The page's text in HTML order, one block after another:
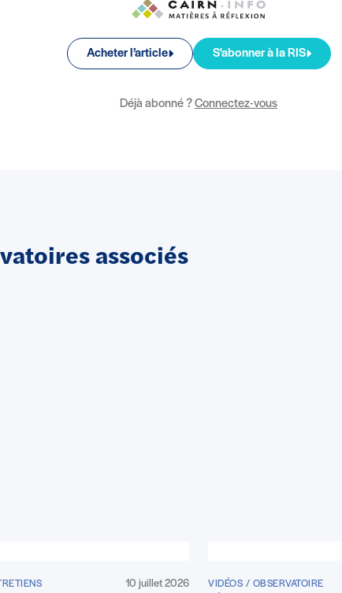
Acheter l’article S'abonner à la RIS
Déjà abonné ?Connectez-vous
associés
10 juillet 2026
VIDÉOS / OBSERVATOIRE